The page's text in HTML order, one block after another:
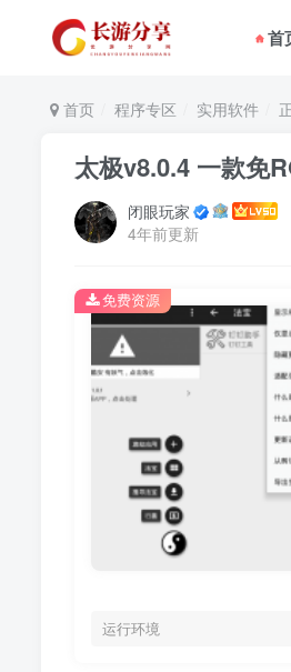
首
首页 程序专区 实用软件
太极v8.0.4 一款免
闭眼玩家
4年前更新
运行环境
免费资源